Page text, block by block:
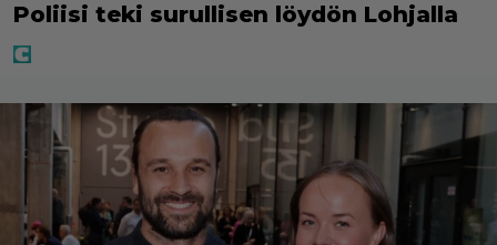
Poliisi teki surullisen löydön Lohjalla